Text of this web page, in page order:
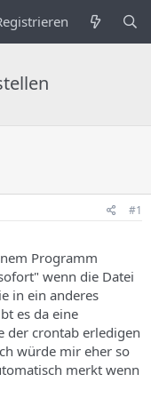
#1
Programm
wenn die Datei
in ein anderes
es da eine
der crontab erledigen
würde mir eher so
merkt wenn